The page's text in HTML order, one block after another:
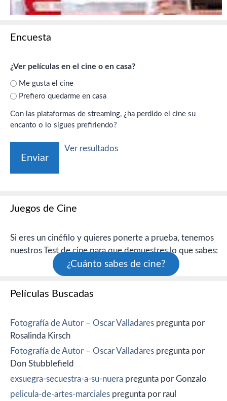
Encuesta
¿Ver películas en el cine o en casa?
Me gusta el cine
Prefiero quedarme en casa
Con las plataformas de streaming, ¿ha perdido el cine su
encanto o lo sigues prefiriendo?
Ver resultados
Juegos de Cine
Si eres un cinéfilo y quieres ponerte a prueba, tenemos
nuestros Test de cine para que demuestres lo que sabes:
¿Cuánto sabes de cine?
Películas Buscadas
Fotografía de Autor – Oscar Valladares pregunta por
Rosalinda Kirsch
Fotografía de Autor – Oscar Valladares pregunta por
Don Stubblefield
exsuegra-secuestra-a-su-nuera pregunta por Gonzalo
pelicula-de-artes-marciales pregunta por raul